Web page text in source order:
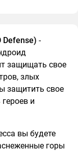
Defense) -
защищать свое
злых
защитить свое
и
вы будете
горы